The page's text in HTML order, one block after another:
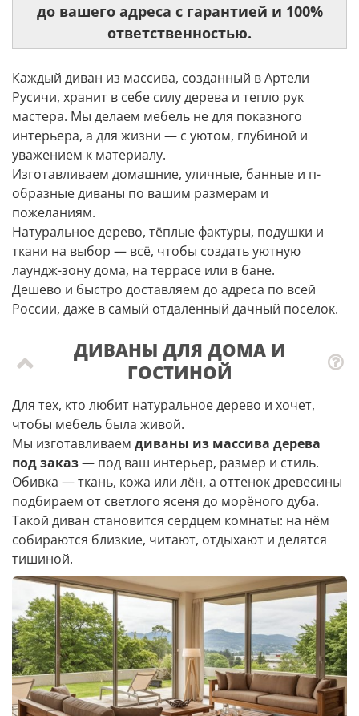
до вашего адреса с гарантией и 100%
ответственностью.
Каждый диван из массива, созданный в Артели
Русичи, хранит в себе силу дерева и тепло рук
мастера. Мы делаем мебель не для показного
интерьера, а для жизни — с уютом, глубиной и
уважением к материалу.
Изготавливаем домашние, уличные, банные и п-
образные диваны по вашим размерам и
пожеланиям.
Натуральное дерево, тёплые фактуры, подушки и
ткани на выбор — всё, чтобы создать уютную
лаундж-зону дома, на террасе или в бане.
Дешево и быстро доставляем до адреса по всей
России, даже в самый отдаленный дачный поселок.
ДИВАНЫ ДЛЯ ДОМА И
ГОСТИНОЙ
Для тех, кто любит натуральное дерево и хочет,
чтобы мебель была живой.
Мы изготавливаем диваны из массива дерева
под заказ— под ваш интерьер, размер и стиль.
Обивка — ткань, кожа или лён, а оттенок древесины
подбираем от светлого ясеня до морёного дуба.
Такой диван становится сердцем комнаты: на нём
собираются близкие, читают, отдыхают и делятся
тишиной.